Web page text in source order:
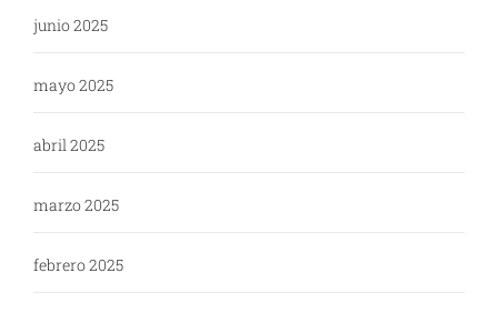
junio 2025
mayo 2025
abril 2025
marzo 2025
febrero 2025